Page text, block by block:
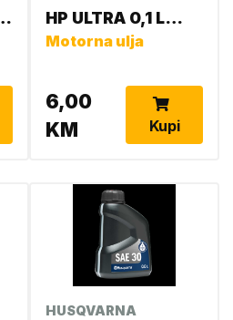
HP ULTRA 0,1 L
0781 319 8060
Motorna ulja
6,00
KM
Kupi
HUSQVARNA